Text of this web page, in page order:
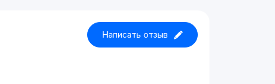
Написать отзыв